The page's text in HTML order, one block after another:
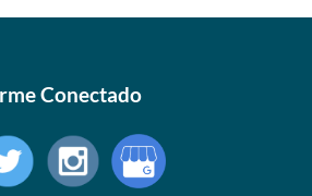
Conectado